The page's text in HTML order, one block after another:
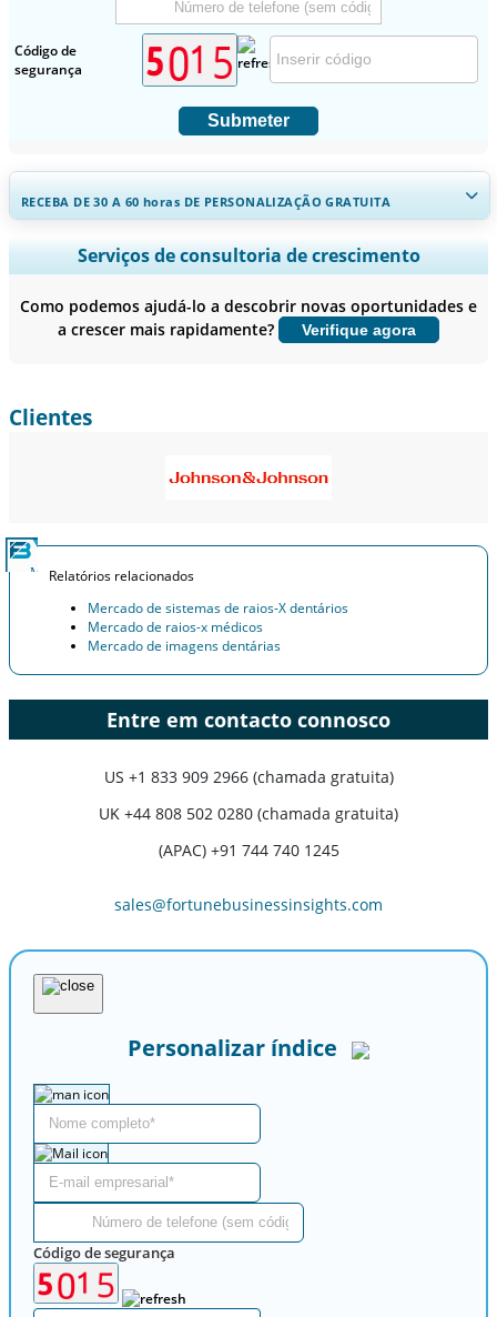
Código de
segurança
Submeter
RECEBA DE 30 A 60 horas DE PERSONALIZAÇÃO GRATUITA
Ampliar a cobertura regional e por país, Análise de segmentos,
Perfis de empresas, Benchmarking competitivo, e insights sobre o
Personalizar agora
Serviços de consultoria de crescimento
Como podemos ajudá-lo a descobrir novas oportunidades e
a crescer mais rapidamente?
Verifique agora
Clientes
Relatórios relacionados
Mercado de sistemas de raios-X dentários
Mercado de raios-x médicos
Mercado de imagens dentárias
Entre em contacto connosco
US +1 833 909 2966 (chamada gratuita)
UK +44 808 502 0280 (chamada gratuita)
(APAC) +91 744 740 1245
sales@fortunebusinessinsights.com
Personalizar índice
Código de segurança